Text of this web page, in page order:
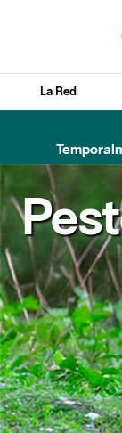
Saltar al contenido
La Red